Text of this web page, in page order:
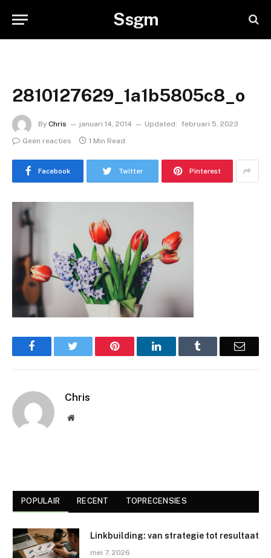
Ssgm
2810127629_1a1b5805c8_o
By Chris januari 14, 2014 Updated: februari 5, 2023
Geen reacties
1 Min Read
Facebook Twitter Pinterest
Facebook Pinterest LinkedIn Email
Chris
Website
POPULAIR RECENT TOPRECENSIES
Linkbuilding: van strategie tot resultaat
mei 7, 2026